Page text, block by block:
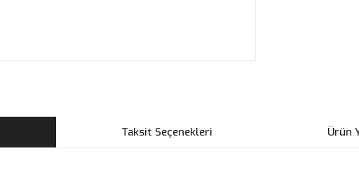
Taksit Seçenekleri Ürün